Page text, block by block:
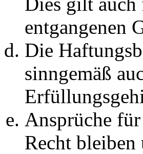
entgangenen
Die
sinngemäß
Ansprüche
Recht bleiben